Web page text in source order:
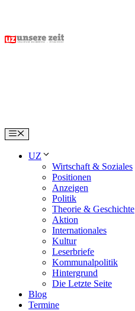
content
Menu
UZ
Wirtschaft & Soziales
Positionen
Anzeigen
Politik
Theorie & Geschichte
Aktion
Internationales
Kultur
Leserbriefe
Kommunalpolitik
Hintergrund
Die Letzte Seite
Blog
Termine